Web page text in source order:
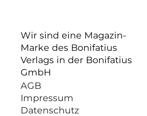
Wir sind eine Magazin-
Marke des Bonifatius
Verlags in der Bonifatius
GmbH
AGB
Impressum
Datenschutz